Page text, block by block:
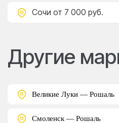
Сочи от 7 000 руб.
Другие
Великие Луки — Рошаль
Смоленск — Рошаль